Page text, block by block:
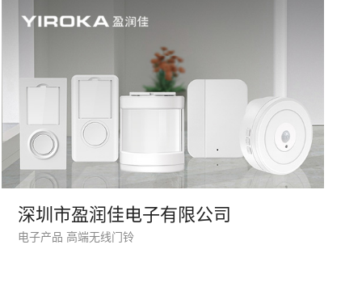
深圳市盈润佳电子有限公司
电子产品 高端无线门铃